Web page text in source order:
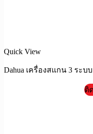
Quick View
Dahua เครื่องสแกน 3 ระบ
ติ